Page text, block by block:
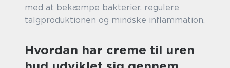
med at bekæmpe bakterier, regulere
talgproduktionen og mindske inflammation.
Hvordan har creme til uren